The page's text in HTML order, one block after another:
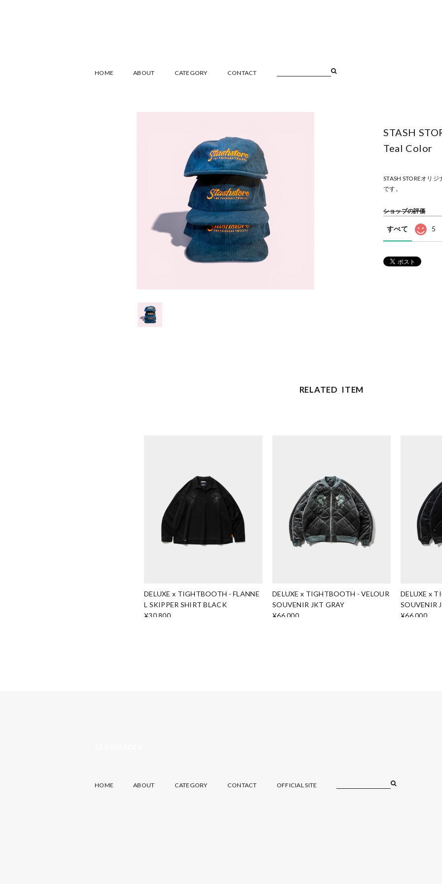
HOME ABOUT CATEGORY CONTACT
STASH
Teal Color
STASH STOREオリ
です。
ショップの評価
すべて 5
RELATED ITEM
DELUXE x TIGHTBOOTH - FLANNE
L SKIPPER SHIRT BLACK
¥30,800
DELUXE x TIGHTBOOTH - VELOUR
SOUVENIR JKT GRAY
¥66,000
DELUXE x
SOUVENIR
¥66,000
HOME ABOUT CATEGORY CONTACT OFFICIAL SITE